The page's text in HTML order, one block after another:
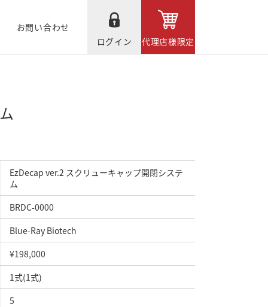
お問い合わせ
ログイン
代理店様限定
EzDecap ver.2 スクリューキャップ開閉システ
ム
BRDC-0000
Blue-Ray Biotech
¥198,000
1式(1式)
5